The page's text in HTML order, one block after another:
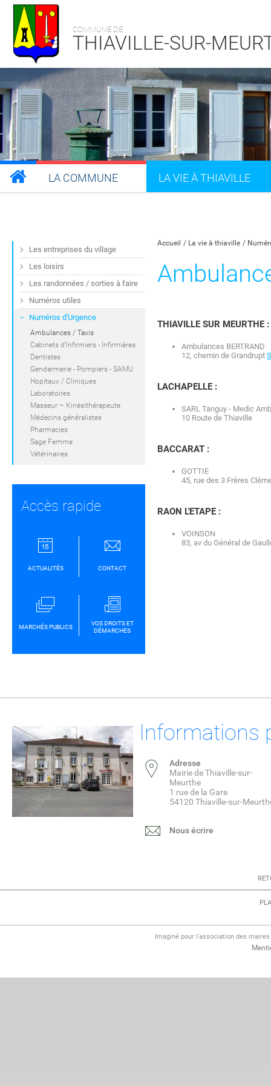
COMMUNE DE
THIAVILLE-SUR-
LA COMMUNE LA VIE À THIAVILLE
Accueil La vie à thiaville
THIAVILLE SUR MEURTHE :
Ambulances BERTRAND
12, chemin de Grandrupt
LACHAPELLE :
SARL Tanguy - Medic
10 Route de Thiaville
BACCARAT :
GOTTIE
45, rue des 3 Frères
RAON L'ETAPE :
VOINSON
83, av du Général de
Les entreprises du village
Les loisirs
Les randonnées / sorties à faire
Numéros utiles
Numéros d'Urgence
Ambulances / Taxis
Cabinets d'Infirmiers - Infirmières
Dentistes
Gendarmerie - Pompiers - SAMU
Hopitaux / Cliniques
Laboratoires
Masseur – Kinésithérapeute
Médecins généralistes
Pharmacies
Sage Femme
Vétérinaires
Accès rapide
ACTUALITÉS CONTACT
MARCHÉS PUBLICS
VOS DROITS ET
DÉMARCHES
Informations
Adresse
Mairie de Thiaville-sur-
Meurthe
1 rue de la Gare
54120 Thiaville-sur-
Nous écrire
Imaginé pour l'association des